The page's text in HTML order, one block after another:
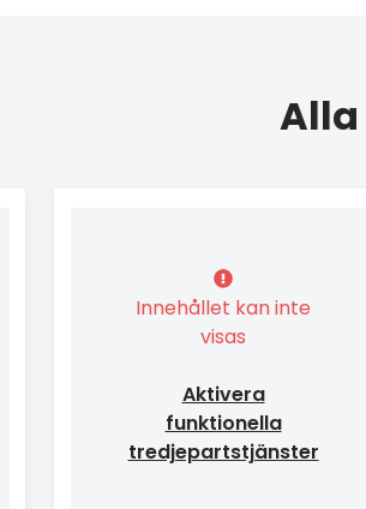
Innehållet kan inte
visas
Aktivera
funktionella
tredjepartstjänster